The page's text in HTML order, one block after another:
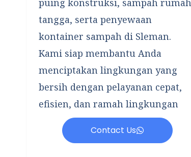
tangga, serta penyewaan
kontainer sampah di Sleman.
Kami siap membantu Anda
menciptakan lingkungan yang
bersih dengan pelayanan cepat,
efisien, dan ramah lingkungan
Contact Us